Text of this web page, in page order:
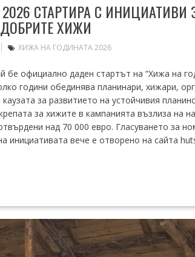
СТАРТИРА С ИНИЦИАТИВИ
ХИЖИ
ХИЖА НА ГОДИНАТА 2026
официално даден стартът на “Хижа на
години обединява планинари, хижари,
за развитието на устойчивия
за хижите в кампанията възлиза на
над 70 000 евро. Гласуването за
инициативата вече е отворено на сайта